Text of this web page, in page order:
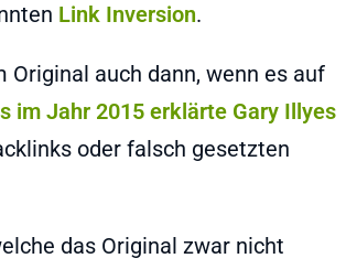
Link Inversion.
Original auch dann, wenn es auf
im Jahr 2015 erklärte Gary Illyes
oder falsch gesetzten
das Original zwar nicht